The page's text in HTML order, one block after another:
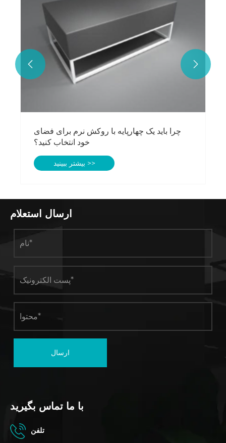
 
ارسال استعلام
ارسال
با ما تماس بگیرید
تلفن